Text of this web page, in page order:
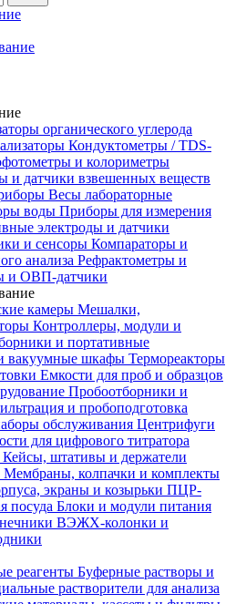
органического углерода
Кондуктометры / TDS-
и колориметры
и датчики взвешенных веществ
Весы лабораторные
воды Приборы для измерения
электроды и датчики
и сенсоры Компараторы и
анализа Рефрактометры и
и ОВП-датчики
камеры Мешалки,
Контроллеры, модули и
и портативные
вакуумные шкафы Термореакторы
Емкости для проб и образцов
Пробоотборники и
и пробоподготовка
обслуживания Центрифуги
для цифрового титратора
Кейсы, штативы и держатели
Мембраны, колпачки и комплекты
экраны и козырьки ПЦР-
посуда Блоки и модули питания
ВЭЖХ-колонки и
реагенты Буферные растворы и
растворители для анализа